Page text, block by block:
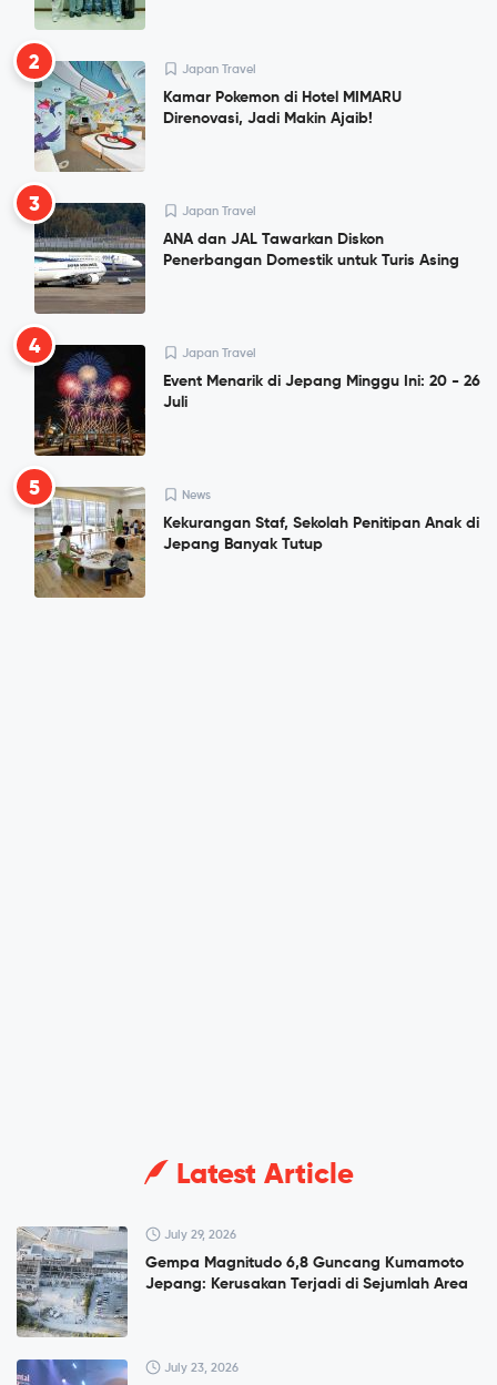
2 Japan Travel
Kamar Pokemon di Hotel MIMARU
Direnovasi, Jadi Makin Ajaib!
3 Japan Travel
ANA dan JAL Tawarkan Diskon
Penerbangan Domestik untuk Turis Asing
4 Japan Travel
Event Menarik di Jepang Minggu Ini: 20 - 26
Juli
5 News
Kekurangan Staf, Sekolah Penitipan Anak di
Jepang Banyak Tutup
Latest Article
July 29, 2026
Gempa Magnitudo 6,8 Guncang Kumamoto
Jepang: Kerusakan Terjadi di Sejumlah Area
July 23, 2026